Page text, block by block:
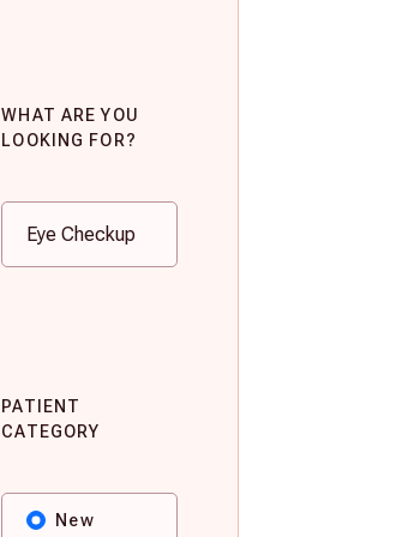
WHAT ARE YOU
LOOKING FOR?
PATIENT
CATEGORY
New